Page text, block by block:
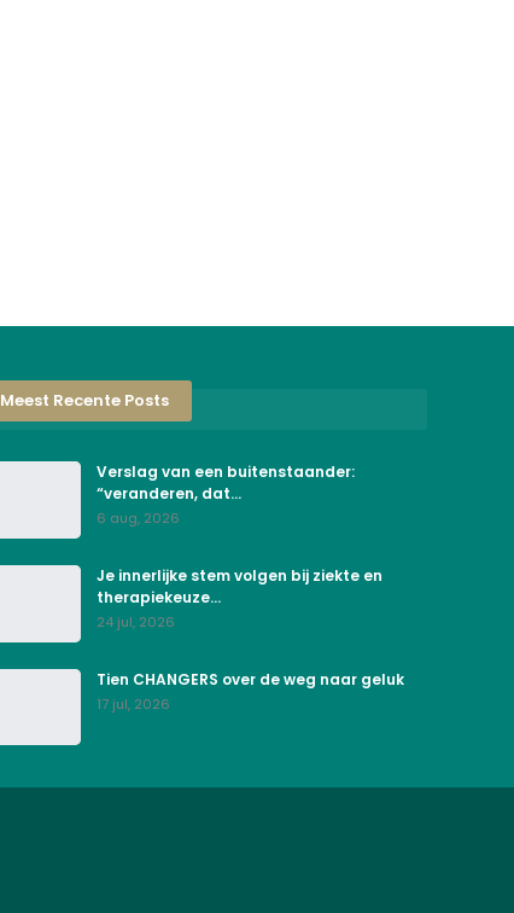
Meest Recente Posts
Verslag van een buitenstaander:
“veranderen, dat…
6 aug, 2026
Je innerlijke stem volgen bij ziekte en
therapiekeuze…
24 jul, 2026
Tien CHANGERS over de weg naar geluk
17 jul, 2026